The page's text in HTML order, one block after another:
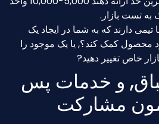
دارند که به شما در ایجاد یک
کمک کند؟, یا یک موجود را
خاص تغییر دهید?
و خدمات پس
مشارکت